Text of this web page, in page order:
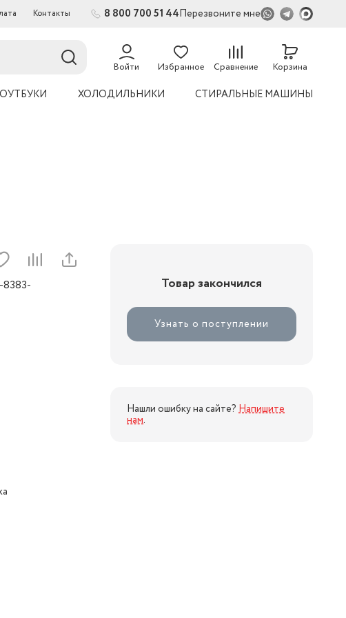
Контакты 8 800 700 51 44Перезвоните мне
Войти Избранное Сравнение
54
Корзина
ХОЛОДИЛЬНИКИ СТИРАЛЬНЫЕ МАШИНЫ
Товар закончился
Узнать о поступлении
Нашли ошибку на сайте? Напишите
нам.